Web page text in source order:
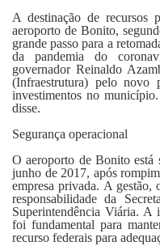
A destinação de recursos
aeroporto de Bonito,
grande passo para a
da pandemia do
governador Reinaldo
(Infraestrutura) pelo novo
investimentos no
disse.
Segurança operacional
O aeroporto de Bonito está
junho de 2017, após
empresa privada. A gestão,
responsabilidade da
Superintendência Viária. A
foi fundamental para
recurso federais para